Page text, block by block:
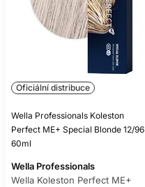
Oficiální distribuce
Wella Professionals Koleston
Perfect ME+ Special Blonde 12/96
60ml
Wella Professionals
Wella Koleston Perfect ME+